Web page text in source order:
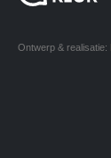
Ontwerp & realisatie: